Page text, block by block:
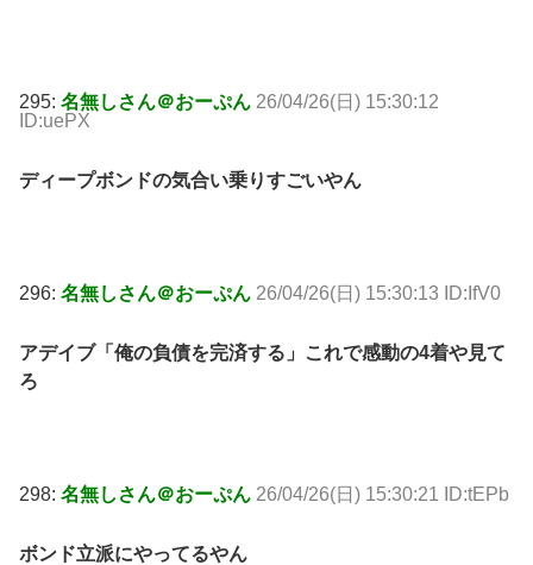
295: 名無しさん＠おーぷん 26/04/26(日) 15:30:12
ID:uePX
ディープボンドの気合い乗りすごいやん
296: 名無しさん＠おーぷん 26/04/26(日) 15:30:13 ID:IfV0
アデイブ「俺の負債を完済する」これで感動の4着や見て
ろ
298: 名無しさん＠おーぷん 26/04/26(日) 15:30:21 ID:tEPb
ボンド立派にやってるやん